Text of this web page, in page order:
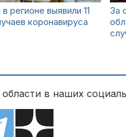
регионе выявили 11
коронавируса
За
в наших